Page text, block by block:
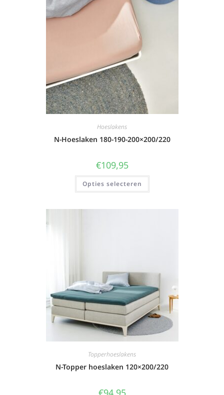
Hoeslakens
N-Hoeslaken 180-190-200×200/220
€109,95
Opties selecteren
Topperhoeslakens
N-Topper hoeslaken 120×200/220
€94,95